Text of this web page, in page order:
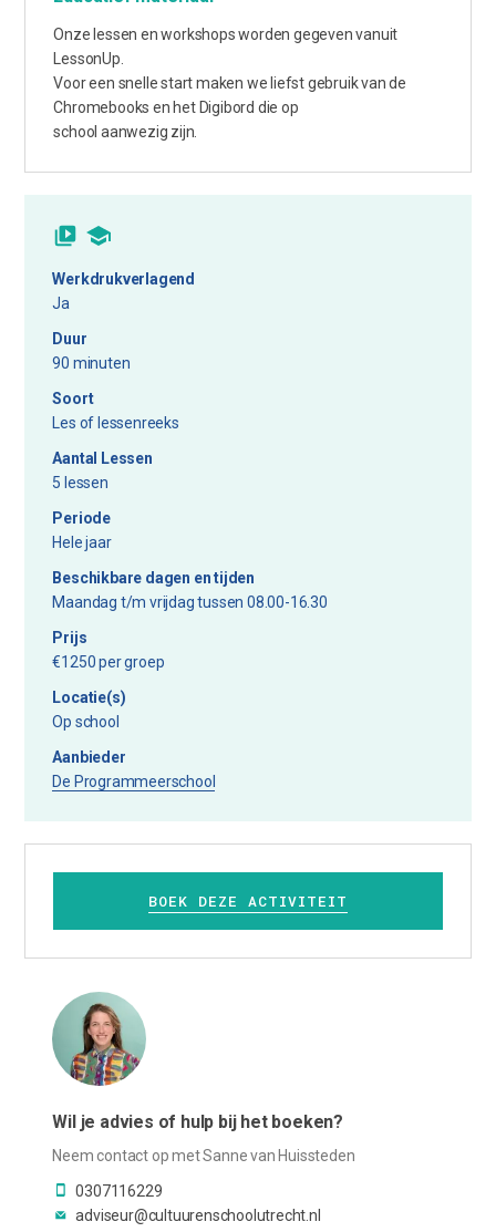
Onze lessen en workshops worden gegeven vanuit
LessonUp.
Voor een snelle start maken we liefst gebruik van de
Chromebooks en het Digibord die op
school aanwezig zijn.
Werkdrukverlagend
Ja
Duur
90 minuten
Soort
Les of lessenreeks
Aantal Lessen
5 lessen
Periode
Hele jaar
Beschikbare dagen en tijden
Maandag t/m vrijdag tussen 08.00-16.30
Prijs
€1250 per groep
Locatie(s)
Op school
Aanbieder
De Programmeerschool
BOEK DEZE ACTIVITEIT
Wil je advies of hulp bij het boeken?
Neem contact op met Sanne van Huissteden
0307116229
adviseur@cultuurenschoolutrecht.nl